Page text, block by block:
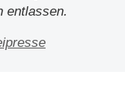
entlassen.